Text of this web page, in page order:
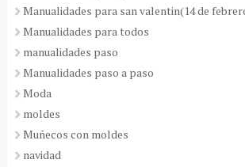
Manualidades para san valentin(14 de
Manualidades para todos
manualidades paso
Manualidades paso a paso
Moda
moldes
Muñecos con moldes
navidad